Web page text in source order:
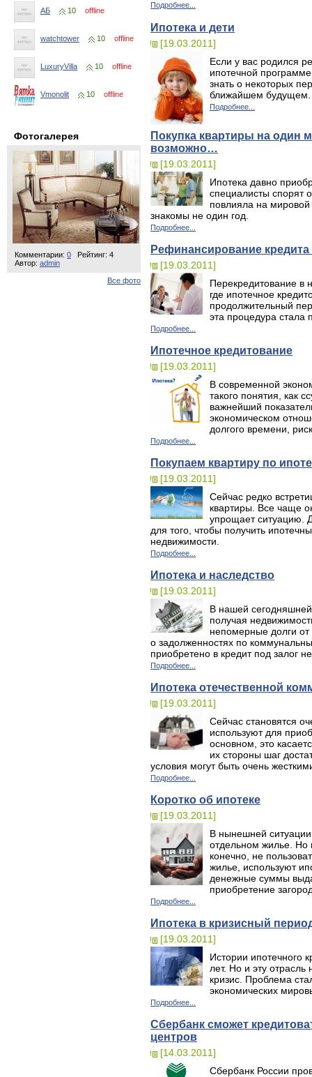
АБ 10 offline
watchtower 10 offline
LuxuryVilla 10 offline
Vmonolit 10 offline
Фотогалерея
Комментарии: 0
Рейтинг: 4
Автор: admin
Все фото
Подробнее...
Ипотека и дети
[19.03.2011]
Если у вас родился
ипотечной
знать о некоторых
ближайшем будущем.
Подробнее...
Покупка квартиры на один
возможно…
[19.03.2011]
Ипотека давно
специалисты спорят
повлияла на
знакомы не один год.
Подробнее...
Рефинансирование кредита
[19.03.2011]
Перекредитование в
где ипотечное
продолжительный
эта процедура стала
Подробнее...
Ипотечное кредитование
[19.03.2011]
В современной
такого понятия, как
важнейший
экономическом
долгого времени,
Подробнее...
Покупаем квартиру по
[19.03.2011]
Сейчас редко
квартиры. Все чаще
упрощает ситуацию.
для того, чтобы получить
недвижимости.
Подробнее...
Ипотека и наследство
[19.03.2011]
В нашей сегодняшней
получая
непомерные долги
о задолженностях по
приобретено в кредит под залог
Подробнее...
Ипотека отечественной
[19.03.2011]
Сейчас становятся
используют для
основном, это
их стороны шаг
условия могут быть очень
Подробнее...
Коротко об ипотеке
[19.03.2011]
В нынешней
отдельном жилье. Но
конечно, не
жилье, используют
денежные суммы
приобретение
Подробнее...
Ипотека в кризисный
[19.03.2011]
Истории ипотечного
лет. Но и эту
кризис. Проблема
экономических
Подробнее...
Сбербанк сможет
центров
[14.03.2011]
Сбербанк России